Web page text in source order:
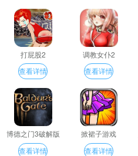
打屁股2
查看详情
调教女仆2
查看详情
博德之门3破解版
查看详情
掀裙子游戏
查看详情